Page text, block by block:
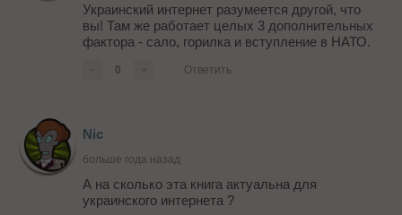
Украинский интернет разумеется другой, что
вы! Там же работает целых 3 дополнительных
фактора - сало, горилка и вступление в НАТО.
0 Ответить
Nic
больше года назад
А на сколько эта книга актуальна для
украинского интернета ?